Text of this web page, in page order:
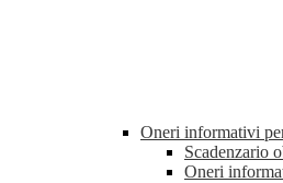
Oneri informativi
Scadenzario
Oneri